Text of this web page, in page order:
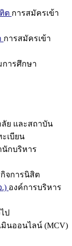
ต การสมัครเข้า
การสมัครเข้า
การศึกษา
ย และสถาบัน
เบียน
นักบริหาร
จการนิสิต
องค์การบริหาร
ป
มินออนไลน์ (MCV)